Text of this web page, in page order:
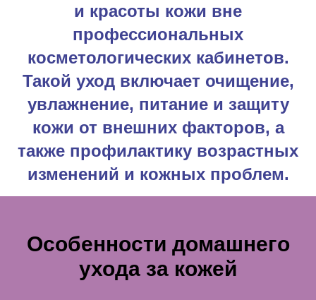
и красоты кожи вне
профессиональных
косметологических кабинетов.
Такой уход включает очищение,
увлажнение, питание и защиту
кожи от внешних факторов, а
также профилактику возрастных
изменений и кожных проблем.
Особенности домашнего
ухода за кожей